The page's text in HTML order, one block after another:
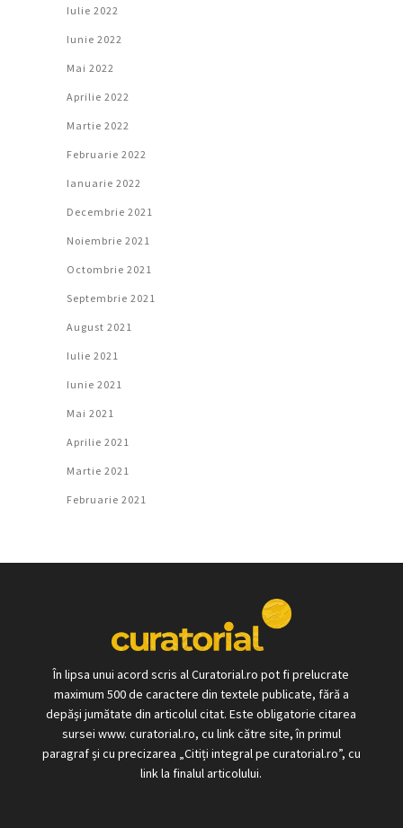
Iulie 2022
Iunie 2022
Mai 2022
Aprilie 2022
Martie 2022
Februarie 2022
Ianuarie 2022
Decembrie 2021
Noiembrie 2021
Octombrie 2021
Septembrie 2021
August 2021
Iulie 2021
Iunie 2021
Mai 2021
Aprilie 2021
Martie 2021
Februarie 2021
În lipsa unui acord scris al Curatorial.ro pot fi prelucrate
maximum 500 de caractere din textele publicate, fără a
depăși jumătate din articolul citat. Este obligatorie citarea
sursei www. curatorial.ro, cu link către site, în primul
paragraf și cu precizarea „Citiți integral pe curatorial.ro”, cu
link la finalul articolului.